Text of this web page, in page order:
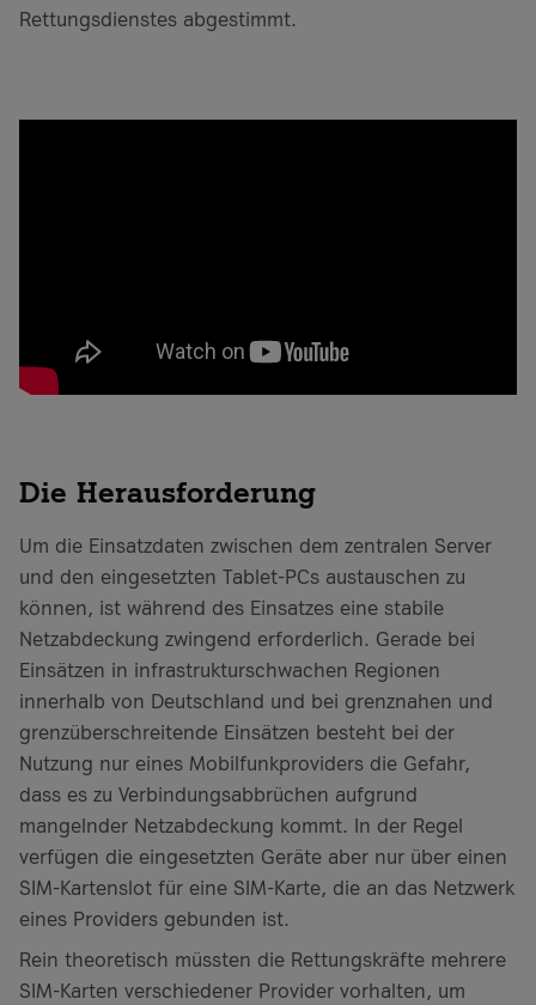
Rettungsdienstes abgestimmt.
Die Herausforderung
Um die Einsatzdaten zwischen dem zentralen Server
und den eingesetzten Tablet-PCs austauschen zu
können, ist während des Einsatzes eine stabile
Netzabdeckung zwingend erforderlich. Gerade bei
Einsätzen in infrastrukturschwachen Regionen
innerhalb von Deutschland und bei grenznahen und
grenzüberschreitende Einsätzen besteht bei der
Nutzung nur eines Mobilfunkproviders die Gefahr,
dass es zu Verbindungsabbrüchen aufgrund
mangelnder Netzabdeckung kommt. In der Regel
verfügen die eingesetzten Geräte aber nur über einen
SIM-Kartenslot für eine SIM-Karte, die an das Netzwerk
eines Providers gebunden ist.
Rein theoretisch müssten die Rettungskräfte mehrere
SIM-Karten verschiedener Provider vorhalten, um